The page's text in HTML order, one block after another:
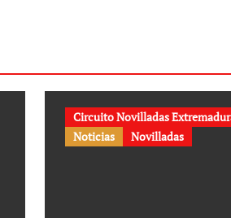
Circuito Novilladas
Noticias
Novilladas